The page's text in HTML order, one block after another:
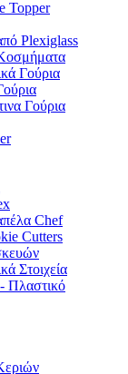
Topper
Plexiglass
Γούρια
Γούρια
Chef
Cutters
Στοιχεία
Πλαστικό